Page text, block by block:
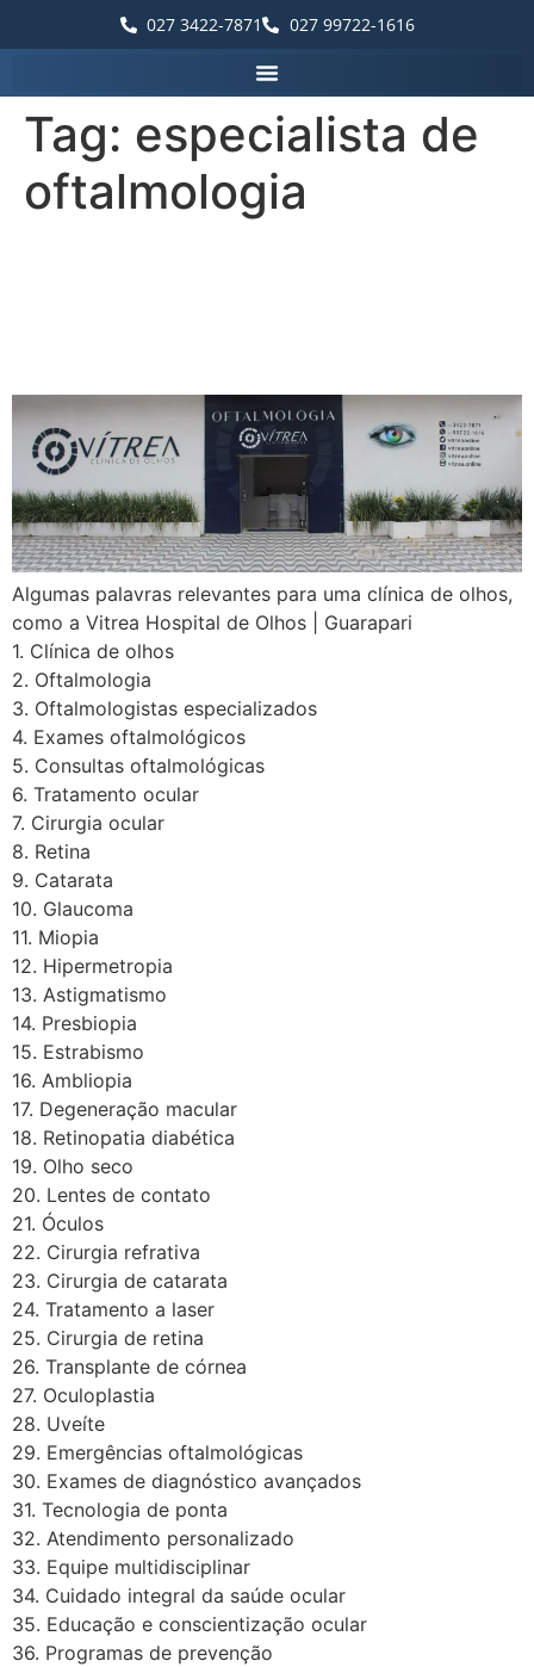
027 3422-7871 027 99722-1616
Tag: especialista de
oftalmologia
Algumas palavras relevantes para uma clínica de olhos,
como a Vitrea Hospital de Olhos | Guarapari
1. Clínica de olhos
2. Oftalmologia
3. Oftalmologistas especializados
4. Exames oftalmológicos
5. Consultas oftalmológicas
6. Tratamento ocular
7. Cirurgia ocular
8. Retina
9. Catarata
10. Glaucoma
11. Miopia
12. Hipermetropia
13. Astigmatismo
14. Presbiopia
15. Estrabismo
16. Ambliopia
17. Degeneração macular
18. Retinopatia diabética
19. Olho seco
20. Lentes de contato
21. Óculos
22. Cirurgia refrativa
23. Cirurgia de catarata
24. Tratamento a laser
25. Cirurgia de retina
26. Transplante de córnea
27. Oculoplastia
28. Uveíte
29. Emergências oftalmológicas
30. Exames de diagnóstico avançados
31. Tecnologia de ponta
32. Atendimento personalizado
33. Equipe multidisciplinar
34. Cuidado integral da saúde ocular
35. Educação e conscientização ocular
36. Programas de prevenção